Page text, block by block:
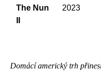
The Nun
2023
Domácí americký trh